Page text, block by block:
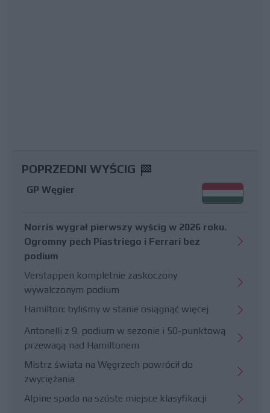
POPRZEDNI WYŚCIG
GP Węgier
Norris wygrał pierwszy wyścig w 2026 roku.
Ogromny pech Piastriego i Ferrari bez
podium
Verstappen kompletnie zaskoczony
wywalczonym podium
Hamilton: byliśmy w stanie osiągnąć więcej
Antonelli z 9. podium w sezonie i 50-punktową
przewagą nad Hamiltonem
Mistrz świata na Węgrzech powrócił do
zwyciężania
Alpine spada na szóste miejsce klasyfikacji